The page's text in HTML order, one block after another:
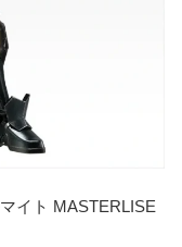
イト MASTERLISE